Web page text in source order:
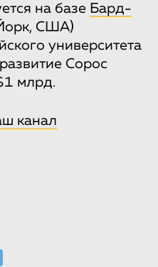
на базе Бард-
США)
университета
Сорос
млрд.
канал